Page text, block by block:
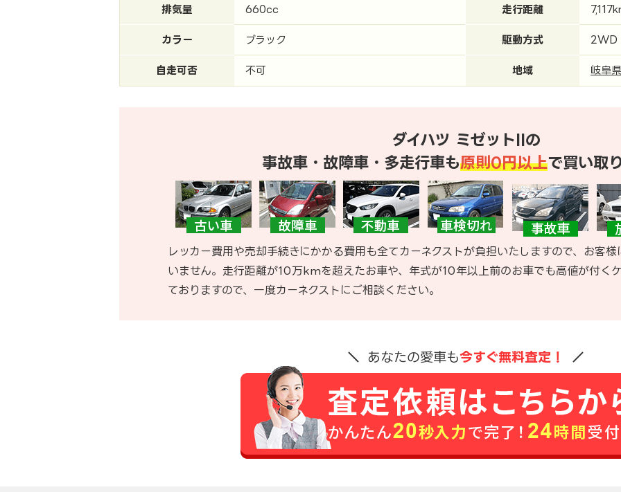
排気量 660cc 走行距離
カラー ブラック 駆動方式 2WD
自走可否 不可 地域 岐阜県
ダイハツ ミゼットIIの
事故車・故障車・多走行車も原則0円以上で買い取
レッカー費用や売却手続きにかかる費用も全てカーネクストが負担いたしますので、お客
いません。走行距離が10万kmを超えたお車や、年式が10年以上前のお車でも高値が付く
ておりますので、一度カーネクストにご相談ください。
あなたの愛車も今すぐ無料査定！